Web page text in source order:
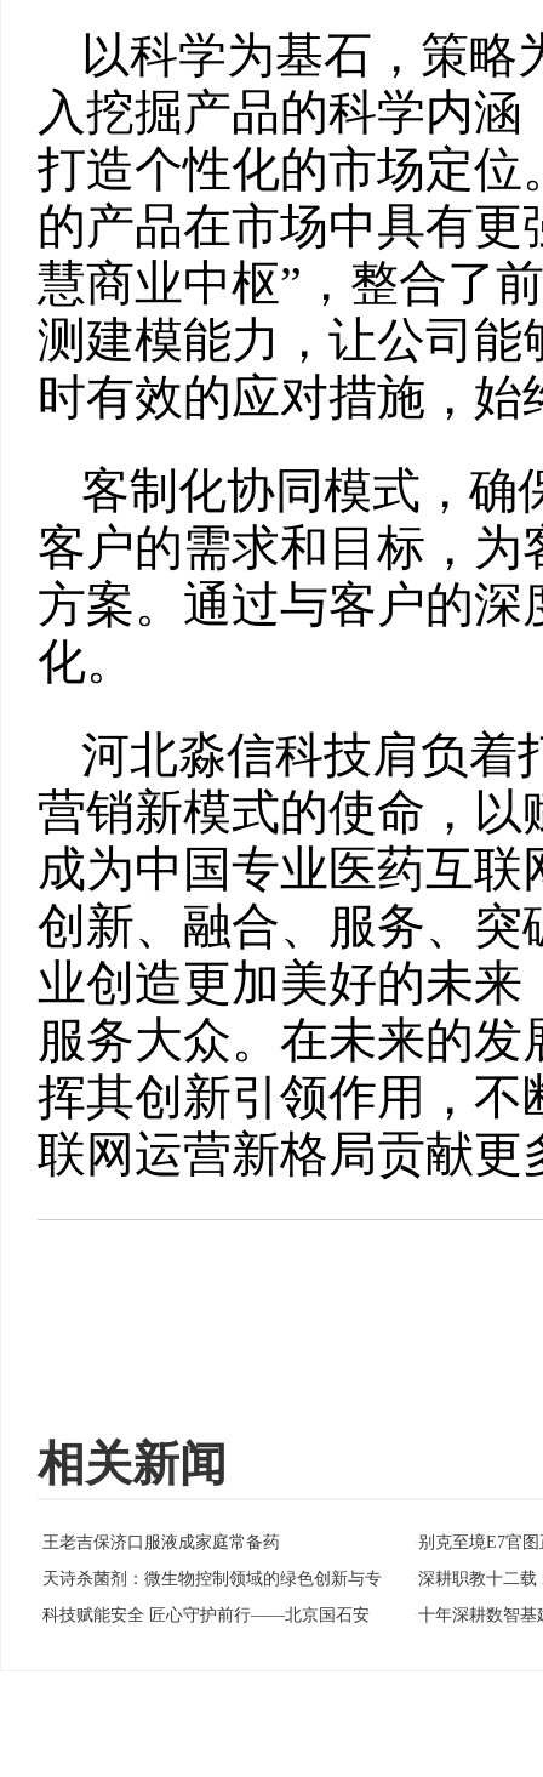
以科学为基石，策略
入挖掘产品的科学内
打造个性化的市场定
的产品在市场中具有更
慧商业中枢”，整合了
测建模能力，让公司
时有效的应对措施，始
客制化协同模式，确
客户的需求和目标，
方案。通过与客户的
化。
河北淼信科技肩负着
营销新模式的使命，
成为中国专业医药互
创新、融合、服务、
业创造更加美好的未
服务大众。在未来的
挥其创新引领作用，
联网运营新格局贡献更
相关新闻
·王老吉保济口服液成家庭常备药 ·别克至境E7官
·天诗杀菌剂：微生物控制领域的绿色创新与专 ·深耕职教十二载
·科技赋能安全 匠心守护前行——北京国石安 ·十年深耕数智基